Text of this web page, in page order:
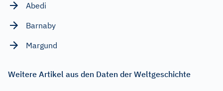
Abedi
Barnaby
Margund
Weitere Artikel aus den Daten der Weltgeschichte